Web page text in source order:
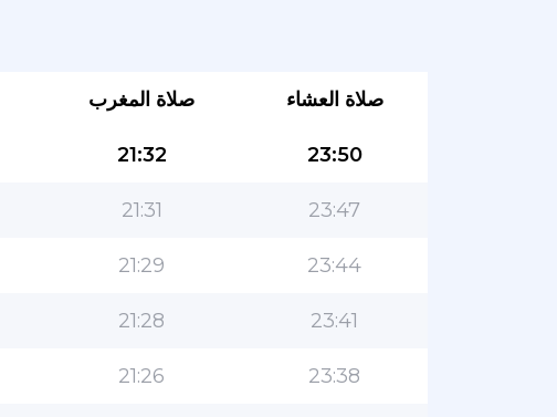
صلاة المغرب صلاة العشاء
21:32 23:50
21:31 23:47
21:29 23:44
21:28 23:41
21:26 23:38